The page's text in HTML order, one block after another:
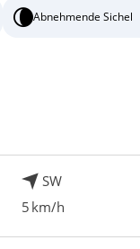
Abnehmende Sichel
SW
5 km/h